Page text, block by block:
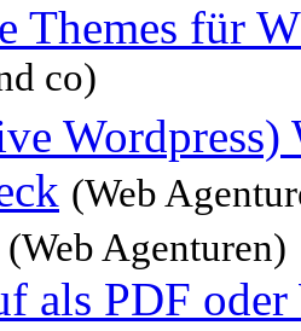
Themes für
co)
Wordpress)
(Web
(Web Agenturen)
als PDF oder